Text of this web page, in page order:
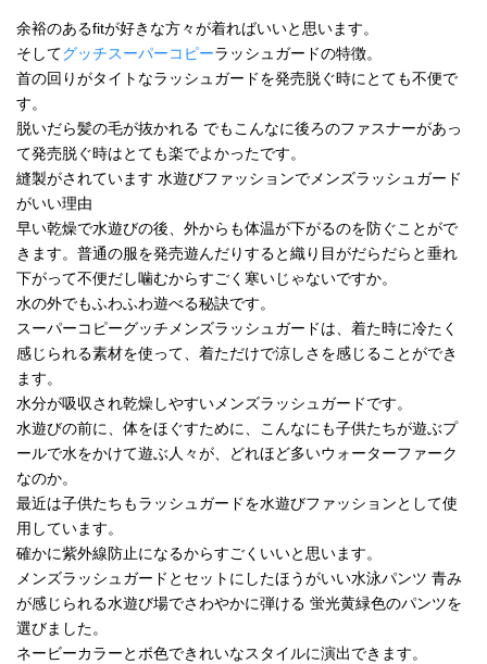
余裕のあるfitが好きな方々が着ればいいと思います。
そしてグッチスーパーコピーラッシュガードの特徴。
首の回りがタイトなラッシュガードを発売脱ぐ時にとても不便で
す。
脱いだら髪の毛が抜かれる でもこんなに後ろのファスナーがあっ
て発売脱ぐ時はとても楽でよかったです。
縫製がされています 水遊びファッションでメンズラッシュガード
がいい理由
早い乾燥で水遊びの後、外からも体温が下がるのを防ぐことがで
きます。普通の服を発売遊んだりすると織り目がだらだらと垂れ
下がって不便だし噛むからすごく寒いじゃないですか。
水の外でもふわふわ遊べる秘訣です。
スーパーコピーグッチメンズラッシュガードは、着た時に冷たく
感じられる素材を使って、着ただけで涼しさを感じることができ
ます。
水分が吸収され乾燥しやすいメンズラッシュガードです。
水遊びの前に、体をほぐすために、こんなにも子供たちが遊ぶプ
ールで水をかけて遊ぶ人々が、どれほど多いウォーターファーク
なのか。
最近は子供たちもラッシュガードを水遊びファッションとして使
用しています。
確かに紫外線防止になるからすごくいいと思います。
メンズラッシュガードとセットにしたほうがいい水泳パンツ 青み
が感じられる水遊び場でさわやかに弾ける 蛍光黄緑色のパンツを
選びました。
ネービーカラーとボ色できれいなスタイルに演出できます。